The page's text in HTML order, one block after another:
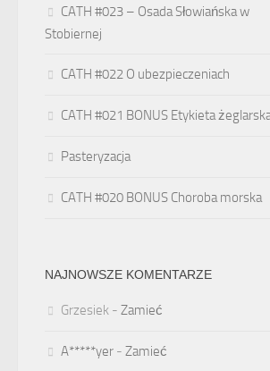
CATH #023 – Osada Słowiańska w
Stobiernej
CATH #022 O ubezpieczeniach
CATH #021 BONUS Etykieta
Pasteryzacja
CATH #020 BONUS Choroba morska
NAJNOWSZE KOMENTARZE
Grzesiek - Zamieć
A*****yer - Zamieć